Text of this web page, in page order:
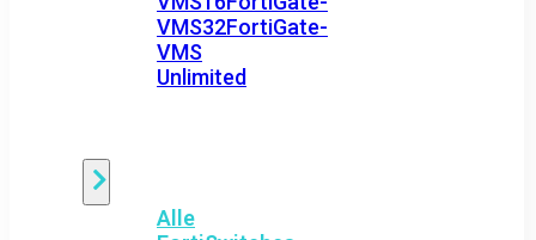
VMS32FortiGate-
VMS
Unlimited
Alle